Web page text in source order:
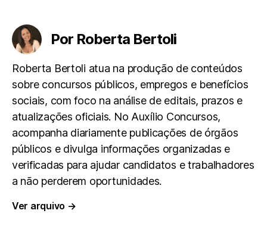
o
o
k
s
A
p
p
g
a
m
l
Por Roberta Bertoli
Roberta Bertoli atua na produção de conteúdos
sobre concursos públicos, empregos e benefícios
sociais, com foco na análise de editais, prazos e
atualizações oficiais. No Auxílio Concursos,
acompanha diariamente publicações de órgãos
públicos e divulga informações organizadas e
verificadas para ajudar candidatos e trabalhadores
a não perderem oportunidades.
Ver arquivo →